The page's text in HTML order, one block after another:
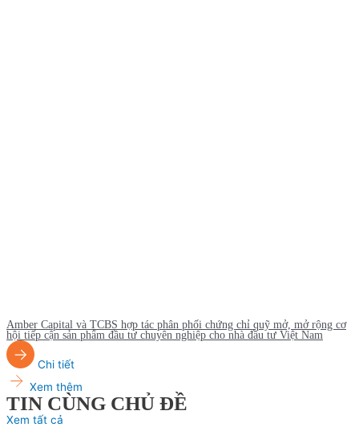
Amber Capital và TCBS hợp tác phân phối chứng chỉ quỹ mở, mở rộng cơ
hội tiếp cận sản phẩm đầu tư chuyên nghiệp cho nhà đầu tư Việt Nam
Chi tiết
Xem thêm
TIN CÙNG CHỦ ĐỀ
Xem tất cả